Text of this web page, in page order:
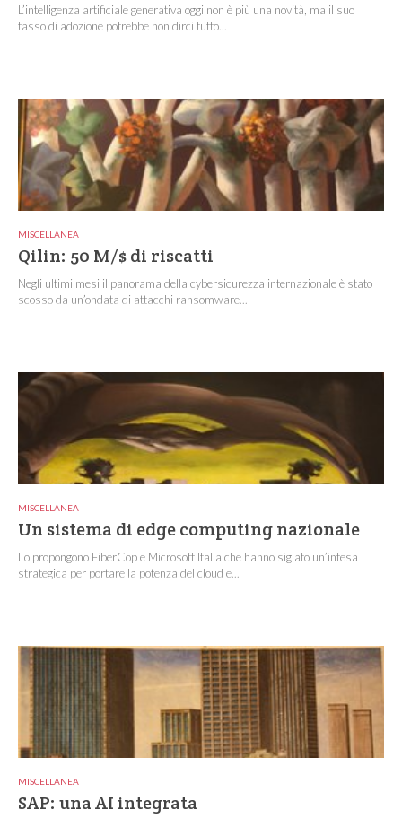
L’intelligenza artificiale generativa oggi non è più una novità, ma il suo
tasso di adozione potrebbe non dirci tutto...
MISCELLANEA
Qilin: 50 M/$ di riscatti
Negli ultimi mesi il panorama della cybersicurezza internazionale è stato
scosso da un’ondata di attacchi ransomware...
MISCELLANEA
Un sistema di edge computing nazionale
Lo propongono FiberCop e Microsoft Italia che hanno siglato un’intesa
strategica per portare la potenza del cloud e...
MISCELLANEA
SAP: una AI integrata